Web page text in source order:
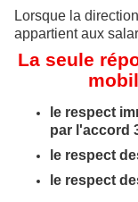
Lorsque la
appartient aux
La seule
le respect
par l'accord
le respect
le respect